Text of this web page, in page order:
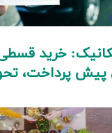
خرید قسطی
پیش پرداخت،